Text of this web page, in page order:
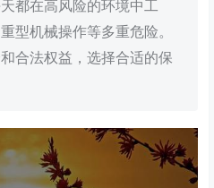
都在高风险的环境中工
型机械操作等多重危险。
合法权益，选择合适的保